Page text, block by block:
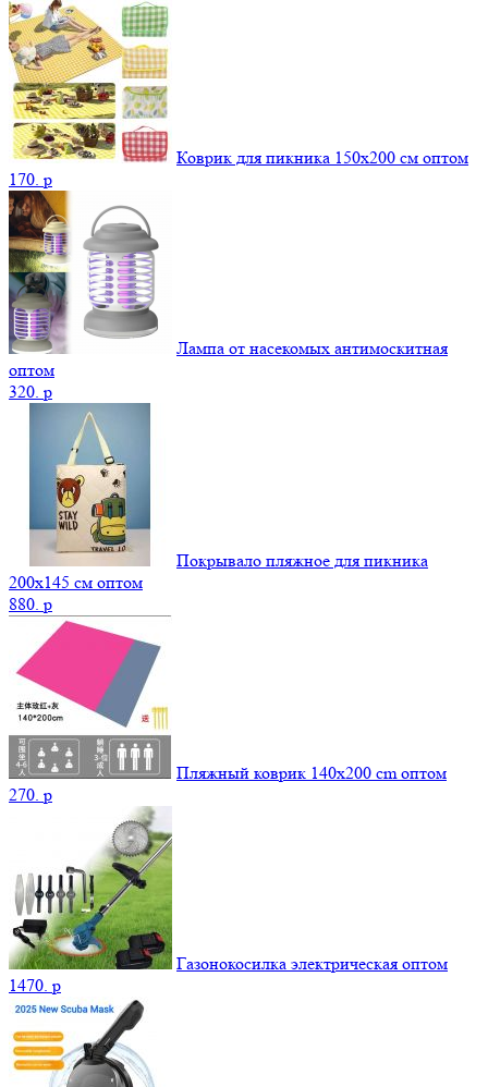
Коврик для пикника 150х200 см оптом
170. p
Лампа от насекомых антимоскитная
оптом
320. p
Покрывало пляжное для пикника
200х145 см оптом
880. p
Пляжный коврик 140х200 cm оптом
270. p
Газонокосилка электрическая оптом
1470. p